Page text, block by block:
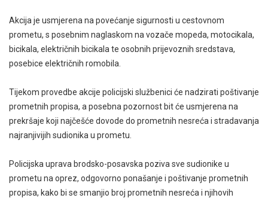
Akcija je usmjerena na povećanje sigurnosti u cestovnom
prometu, s posebnim naglaskom na vozače mopeda, motocikala,
bicikala, električnih bicikala te osobnih prijevoznih sredstava,
posebice električnih romobila.
Tijekom provedbe akcije policijski službenici će nadzirati poštivanje
prometnih propisa, a posebna pozornost bit će usmjerena na
prekršaje koji najčešće dovode do prometnih nesreća i stradavanja
najranjivijih sudionika u prometu.
Policijska uprava brodsko-posavska poziva sve sudionike u
prometu na oprez, odgovorno ponašanje i poštivanje prometnih
propisa, kako bi se smanjio broj prometnih nesreća i njihovih